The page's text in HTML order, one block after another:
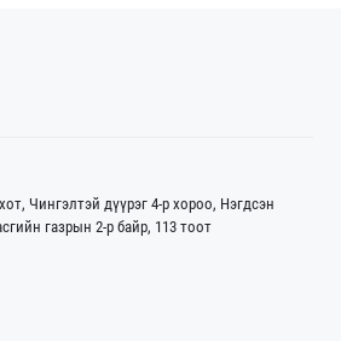
Чингэлтэй дүүрэг 4-р хороо, Нэгдсэн
газрын 2-р байр, 113 тоот